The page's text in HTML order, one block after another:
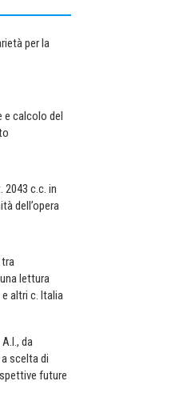
per la
e calcolo del
2043 c.c. in
dell’opera
tra
lettura
altri c. Italia
da
scelta di
future